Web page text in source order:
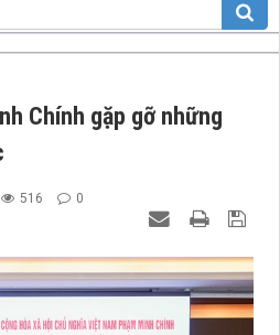
Chính gặp gỡ những
516 0